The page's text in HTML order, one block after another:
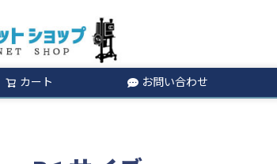
カート お問い合わせ
検索